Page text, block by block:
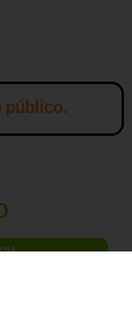
público.